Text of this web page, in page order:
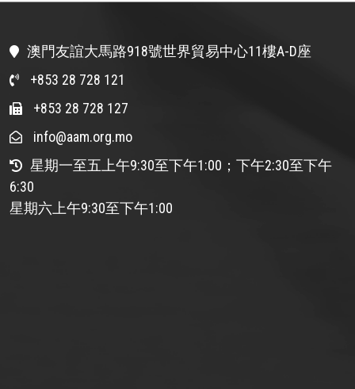
澳門友誼大馬路918號世界貿易中心11樓A-D座
+853 28 728 121
+853 28 728 127
info@aam.org.mo
星期一至五上午9:30至下午1:00；下午2:30至下午
6:30
星期六上午9:30至下午1:00